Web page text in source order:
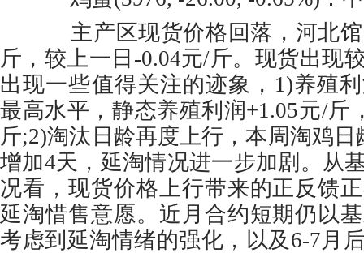
主产区现货价格回落，河北馆
斤，较上一日-0.04元/斤。现货出现
出现一些值得关注的迹象，1)养殖
最高水平，静态养殖利润+1.05元/斤
斤;2)淘汰日龄再度上行，本周淘鸡
增加4天，延淘情况进一步加剧。从
况看，现货价格上行带来的正反馈
延淘惜售意愿。近月合约短期仍以
考虑到延淘情绪的强化，以及6-7月